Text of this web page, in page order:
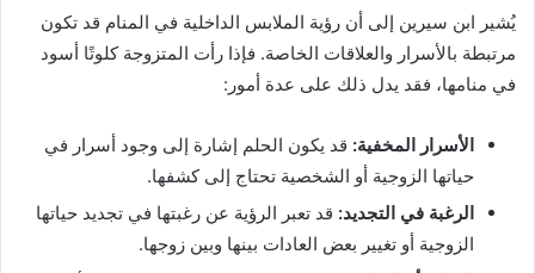
يُشير ابن سيرين إلى أن رؤية الملابس الداخلية في المنام قد تكون
مرتبطة بالأسرار والعلاقات الخاصة. فإذا رأت المتزوجة كلوتًا أسود
في منامها، فقد يدل ذلك على عدة أمور:
الأسرار المخفية: قد يكون الحلم إشارة إلى وجود أسرار في
حياتها الزوجية أو الشخصية تحتاج إلى كشفها.
الرغبة في التجديد: قد تعبر الرؤية عن رغبتها في تجديد حياتها
الزوجية أو تغيير بعض العادات بينها وبين زوجها.